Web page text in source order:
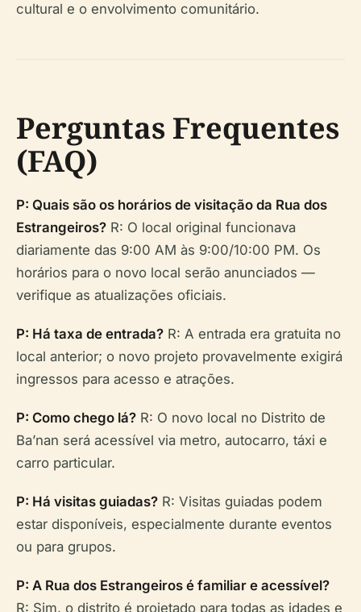
cultural e o envolvimento comunitário.
Perguntas Frequentes
(FAQ)
P: Quais são os horários de visitação da Rua dos
Estrangeiros? R: O local original funcionava
diariamente das 9:00 AM às 9:00/10:00 PM. Os
horários para o novo local serão anunciados —
verifique as atualizações oficiais.
P: Há taxa de entrada? R: A entrada era gratuita no
local anterior; o novo projeto provavelmente exigirá
ingressos para acesso e atrações.
P: Como chego lá? R: O novo local no Distrito de
Ba’nan será acessível via metro, autocarro, táxi e
carro particular.
P: Há visitas guiadas? R: Visitas guiadas podem
estar disponíveis, especialmente durante eventos
ou para grupos.
P: A Rua dos Estrangeiros é familiar e acessível?
R: Sim, o distrito é projetado para todas as idades e